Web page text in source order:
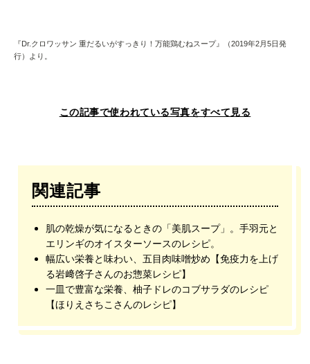
『Dr.クロワッサン 重だるいがすっきり！万能鶏むねスープ』（2019年2月5日発
行）より。
この記事で使われている写真をすべて見る
関連記事
肌の乾燥が気になるときの「美肌スープ」。手羽元と
エリンギのオイスターソースのレシピ。
幅広い栄養と味わい、五目肉味噌炒め【免疫力を上げ
る岩﨑啓子さんのお惣菜レシピ】
一皿で豊富な栄養、柚子ドレのコブサラダのレシピ
【ほりえさちこさんのレシピ】